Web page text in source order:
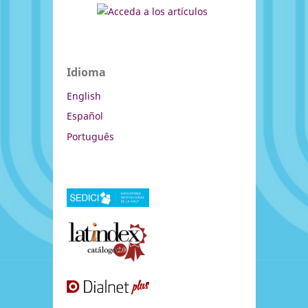
Idioma
English
Español
Português